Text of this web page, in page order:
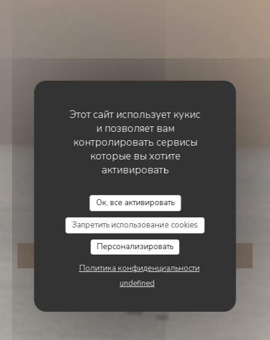
Этот сайт использует кукис
и позволяет вам
контролировать сервисы
которые вы хотите
активировать
Ок, все активировать
Запретить использование cookies
Персонализировать
Политика конфиденциальности
undefined
ВОССТАНОВЛЕНИЕ ЧАСТНОГО ПЛЯЖА
Acampa
ЗАБРОНИРОВАТЬ СТОЛИК
ACAMPA